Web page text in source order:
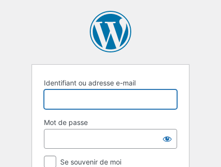
Identifiant ou adresse e-mail
Mot de passe
Se souvenir de moi